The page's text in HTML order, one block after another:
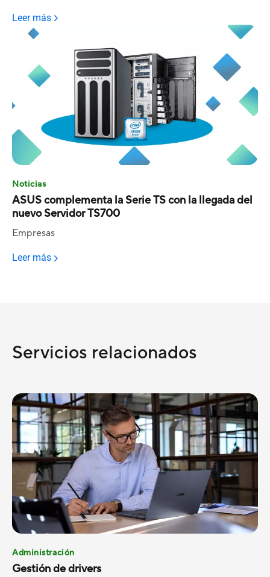
Leer más
Noticias
ASUS complementa la Serie TS con la llegada del
nuevo Servidor TS700
Empresas
Leer más
Servicios relacionados
Administración
Gestión de drivers